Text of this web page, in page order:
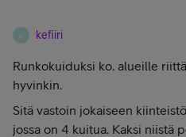
K kefiiri
Runkokuiduksi ko. alueille
hyvinkin.
Sitä vastoin jokaiseen
jossa on 4 kuitua. Kaksi niistä